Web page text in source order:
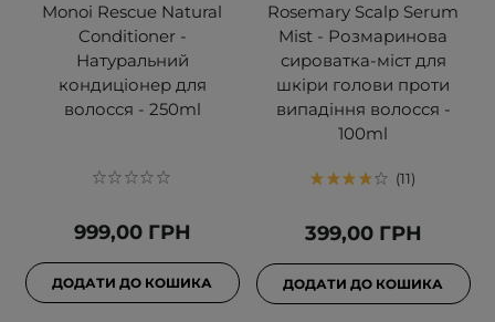
Monoi Rescue Natural
Conditioner -
Натуральний
кондиціонер для
волосся - 250ml
999,00 ГРН
ДОДАТИ ДО КОШИКА
Rosemary Scalp Serum
Mist - Розмаринова
сироватка-міст для
шкіри голови проти
випадіння волосся -
100ml
11
399,00 ГРН
ДОДАТИ ДО КОШИКА